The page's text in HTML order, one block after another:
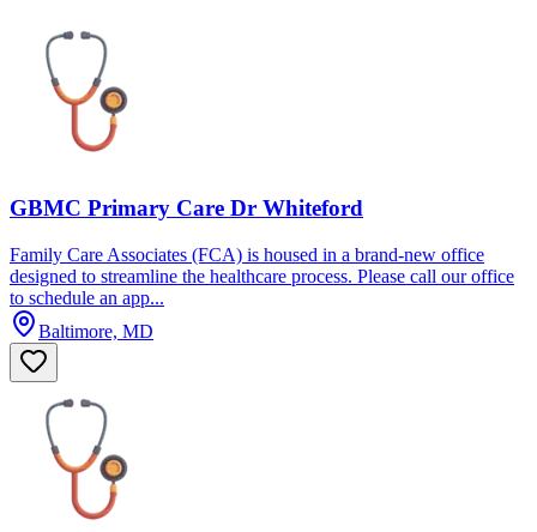
GBMC Primary Care Dr Whiteford
Family Care Associates (FCA) is housed in a brand-new office
designed to streamline the healthcare process. Please call our office
to schedule an app...
Baltimore, MD